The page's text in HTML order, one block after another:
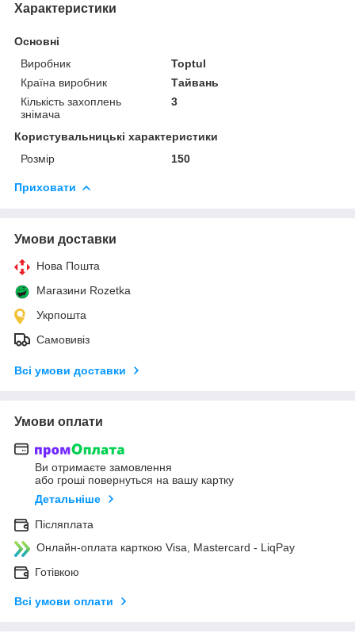
Характеристики
Основні
Виробник
Toptul
Країна виробник
Тайвань
Кількість захоплень
знімача
3
Користувальницькі характеристики
Розмір
150
Приховати
Умови доставки
Нова Пошта
Магазини Rozetka
Укрпошта
Самовивіз
Всі умови доставки
Умови оплати
Ви отримаєте замовлення
або гроші повернуться на вашу картку
Детальніше
Післяплата
Онлайн-оплата карткою Visa, Mastercard - LiqPay
Готівкою
Всі умови оплати